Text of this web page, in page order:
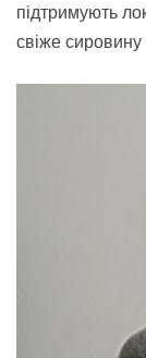
підтримують
свіже